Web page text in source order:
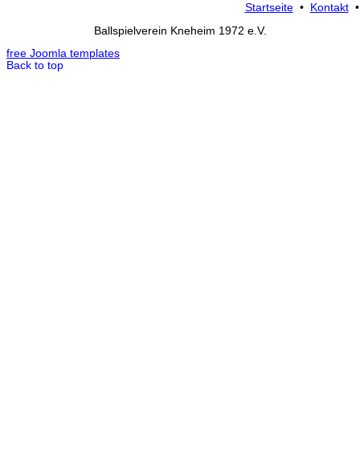
Startseite• Kontakt
Ballspielverein Kneheim 1972 e.V.
free Joomla templates
Back to top